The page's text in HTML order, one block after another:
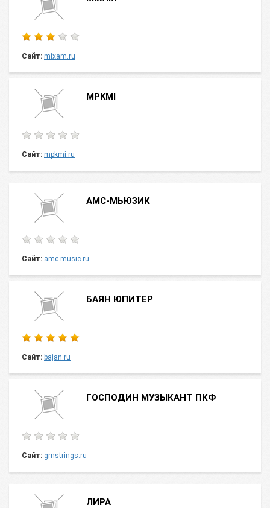
Сайт: mixam.ru
MPKMI
Сайт: mpkmi.ru
АМС-МЬЮЗИК
Сайт: amc-music.ru
БАЯН ЮПИТЕР
Сайт: bajan.ru
ГОСПОДИН МУЗЫКАНТ ПКФ
Сайт: gmstrings.ru
ЛИРА